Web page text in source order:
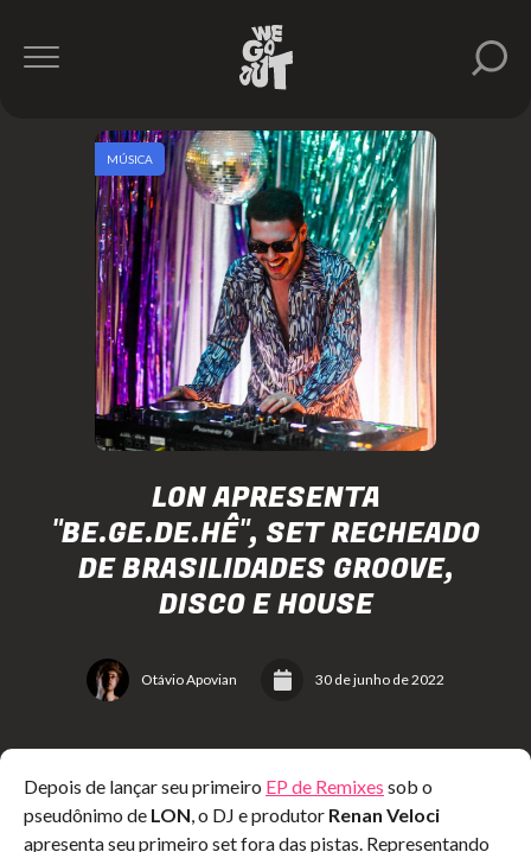
LON APRESENTA
"BE.GE.DE.HÊ", SET RECHEADO
DE BRASILIDADES GROOVE,
DISCO E HOUSE
Otávio Apovian 30 de junho de 2022
MÚSICA
Depois de lançar seu primeiro EP de Remixes sob o
pseudônimo de LON, o DJ e produtor Renan Veloci
apresenta seu primeiro set fora das pistas. Representando